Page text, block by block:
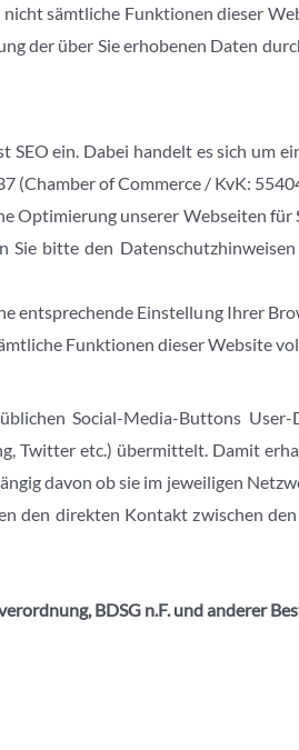
nicht sämtliche Funktionen dieser
der über Sie erhobenen Daten
ein. Dabei handelt es sich um
(Chamber of Commerce / KvK:
Optimierung unserer Webseiten
bitte den
entsprechende Einstellung Ihrer
Funktionen dieser Website
Social-Media-Buttons
Twitter etc.) übermittelt. Damit
davon ob sie im jeweiligen
den direkten Kontakt zwischen
BDSG n.F. und anderer